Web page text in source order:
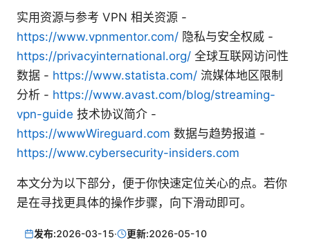
实用资源与参考 VPN 相关资源 -
https://www.vpnmentor.com/ 隐私与安全权威 -
https://privacyinternational.org/ 全球互联网访问性
数据 - https://www.statista.com/ 流媒体地区限制
分析 - https://www.avast.com/blog/streaming-
vpn-guide 技术协议简介 -
https://wwwWireguard.com 数据与趋势报道 -
https://www.cybersecurity-insiders.com
本文分为以下部分，便于你快速定位关心的点。若你
是在寻找更具体的操作步骤，向下滑动即可。
发布:2026-03-15· 更新:2026-05-10